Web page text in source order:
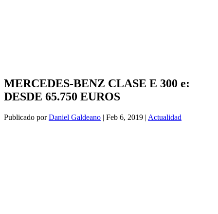
MERCEDES-BENZ CLASE E 300 e:
DESDE 65.750 EUROS
Publicado porDaniel Galdeano | Feb 6, 2019 | Actualidad